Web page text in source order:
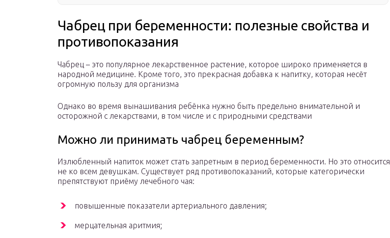
Чабрец при беременности: полезные свойства и
противопоказания
Чабрец – это популярное лекарственное растение, которое широко применяется в
народной медицине. Кроме того, это прекрасная добавка к напитку, которая несёт
огромную пользу для организма
Однако во время вынашивания ребёнка нужно быть предельно внимательной и
осторожной с лекарствами, в том числе и с природными средствами
Можно ли принимать чабрец беременным?
Излюбленный напиток может стать запретным в период беременности. Но это относится
не ко всем девушкам. Существует ряд противопоказаний, которые категорически
препятствуют приёму лечебного чая:
повышенные показатели артериального давления;
мерцательная аритмия;